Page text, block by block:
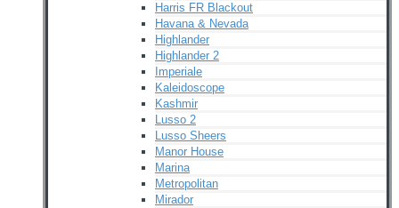
Harris FR Blackout
Havana & Nevada
Highlander
Highlander 2
Imperiale
Kaleidoscope
Kashmir
Lusso 2
Lusso Sheers
Manor House
Marina
Metropolitan
Mirador